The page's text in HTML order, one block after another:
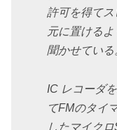
許可を得て
元に置ける
聞かせている
IC レコーダ
てFMのタイ
したマイク